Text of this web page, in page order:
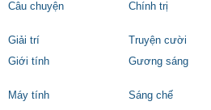
Câu chuyện
Chính trị
Giải trí
Truyện cười
Giới tính
Gương sáng
Máy tính
Sáng chế